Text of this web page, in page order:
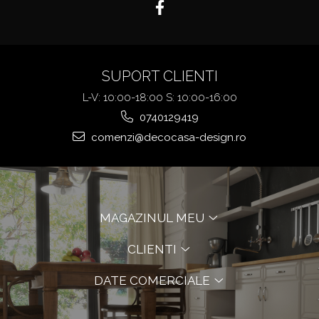
SUPORT CLIENTI
L-V: 10:00-18:00 S: 10:00-16:00
0740129419
comenzi@decocasa-design.ro
MAGAZINUL MEU
CLIENTI
DATE COMERCIALE